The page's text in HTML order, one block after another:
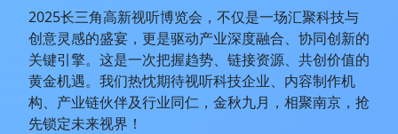
2025长三角高新视听博览会，不仅是一场汇聚科技与
创意灵感的盛宴，更是驱动产业深度融合、协同创新的
关键引擎。这是一次把握趋势、链接资源、共创价值的
黄金机遇。我们热忱期待视听科技企业、内容制作机
构、产业链伙伴及行业同仁，金秋九月，相聚南京，抢
先锁定未来视界！